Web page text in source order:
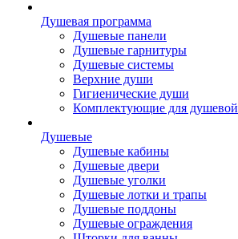
Душевая программа
Душевые панели
Душевые гарнитуры
Душевые системы
Верхние души
Гигиенические души
Комплектующие для душевой
Душевые
Душевые кабины
Душевые двери
Душевые уголки
Душевые лотки и трапы
Душевые поддоны
Душевые ограждения